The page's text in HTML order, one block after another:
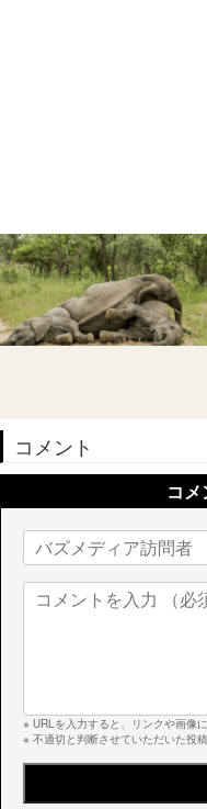
コメント
コ
※ URLを入力すると、リンクや画像
※ 不適切と判断させていただいた投